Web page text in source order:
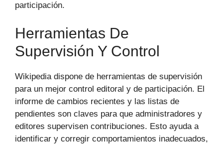
participación.
Herramientas De
Supervisión Y Control
Wikipedia dispone de herramientas de supervisión
para un mejor control editoral y de participación. El
informe de cambios recientes y las listas de
pendientes son claves para que administradores y
editores supervisen contribuciones. Esto ayuda a
identificar y corregir comportamientos inadecuados,